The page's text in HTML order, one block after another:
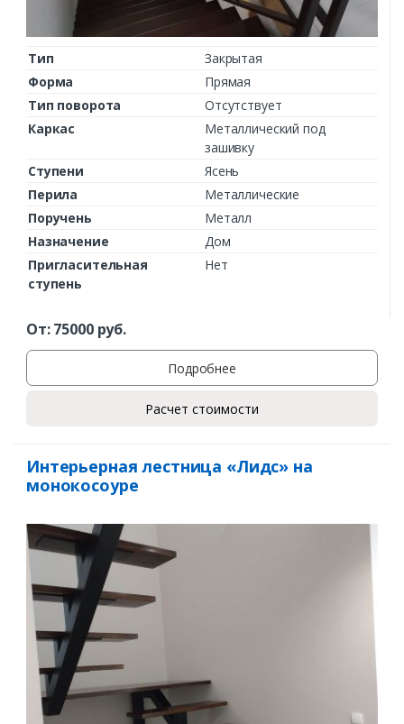
Тип
Закрытая
Форма
Прямая
Тип поворота
Отсутствует
Каркас
Металлический под
зашивку
Ступени
Ясень
Перила
Металлические
Поручень
Металл
Назначение
Дом
Пригласительная
ступень
Нет
От:75000руб.
Подробнее
Расчет стоимости
Интерьерная лестница «Лидс» на
монокосоуре